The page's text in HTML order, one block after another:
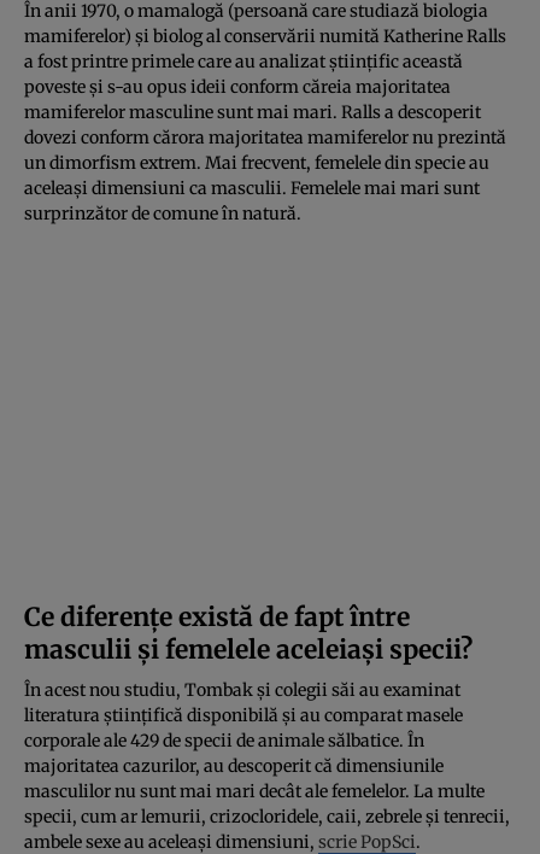
În anii 1970, o mamalogă (persoană care studiază biologia
mamiferelor) și biolog al conservării numită Katherine Ralls
a fost printre primele care au analizat științific această
poveste și s-au opus ideii conform căreia majoritatea
mamiferelor masculine sunt mai mari. Ralls a descoperit
dovezi conform cărora majoritatea mamiferelor nu prezintă
un dimorfism extrem. Mai frecvent, femelele din specie au
aceleași dimensiuni ca masculii. Femelele mai mari sunt
surprinzător de comune în natură.
Ce diferențe există de fapt între
masculii și femelele aceleiași specii?
În acest nou studiu, Tombak și colegii săi au examinat
literatura științifică disponibilă și au comparat masele
corporale ale 429 de specii de animale sălbatice. În
majoritatea cazurilor, au descoperit că dimensiunile
masculilor nu sunt mai mari decât ale femelelor. La multe
specii, cum ar lemurii, crizocloridele, caii, zebrele și tenrecii,
ambele sexe au aceleași dimensiuni, scrie PopSci.